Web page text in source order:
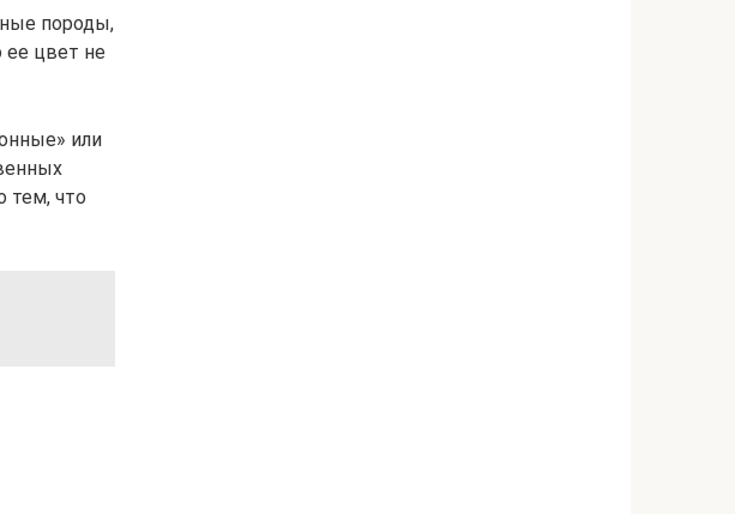
породы,
ее цвет не
или
тем, что